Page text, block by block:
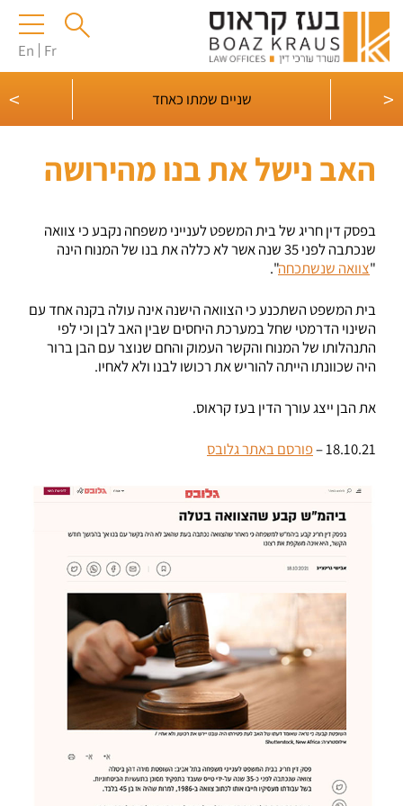
En Fr
<
> שניים שמתו כאחד אם
האב נישל את בנו מהירושה
בפסק דין חריג של בית המשפט לענייני משפחה נקבע כי צוואה
שנכתבה לפני 35 שנה אשר לא כללה את בנו של המנוח הינה
"צוואה שנשתכחה".
בית המשפט השתכנע כי הצוואה הישנה אינה עולה בקנה אחד עם
השינוי הדרמטי שחל במערכת היחסים שבין האב לבן וכי לפי
התנהלותו של המנוח והקשר העמוק והחם שנוצר עם הבן ברור
היה שכוונתו הייתה להוריש את רכושו לבנו ולא לאחיו.
את הבן ייצג עורך הדין בעז קראוס.
18.10.21 – פורסם באתר גלובס